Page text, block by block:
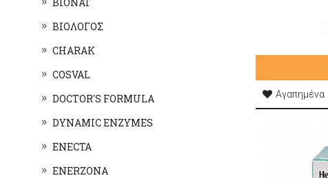
ΒΙΟΛΟΓΟΣ
CHARAK
COSVAL
DOCTOR'S FORMULA
DYNAMIC ENZYMES
ENECTA
ENERZONA
Αγαπημένα